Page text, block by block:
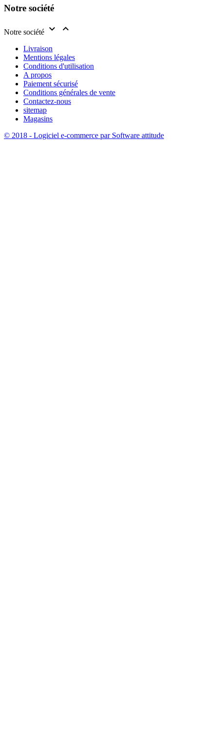
Notre société
Notre société  
Livraison
Mentions légales
Conditions d'utilisation
A propos
Paiement sécurisé
Conditions générales de vente
Contactez-nous
sitemap
Magasins
© 2018 - Logiciel e-commerce par Software attitude